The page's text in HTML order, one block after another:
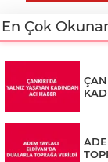
En Çok